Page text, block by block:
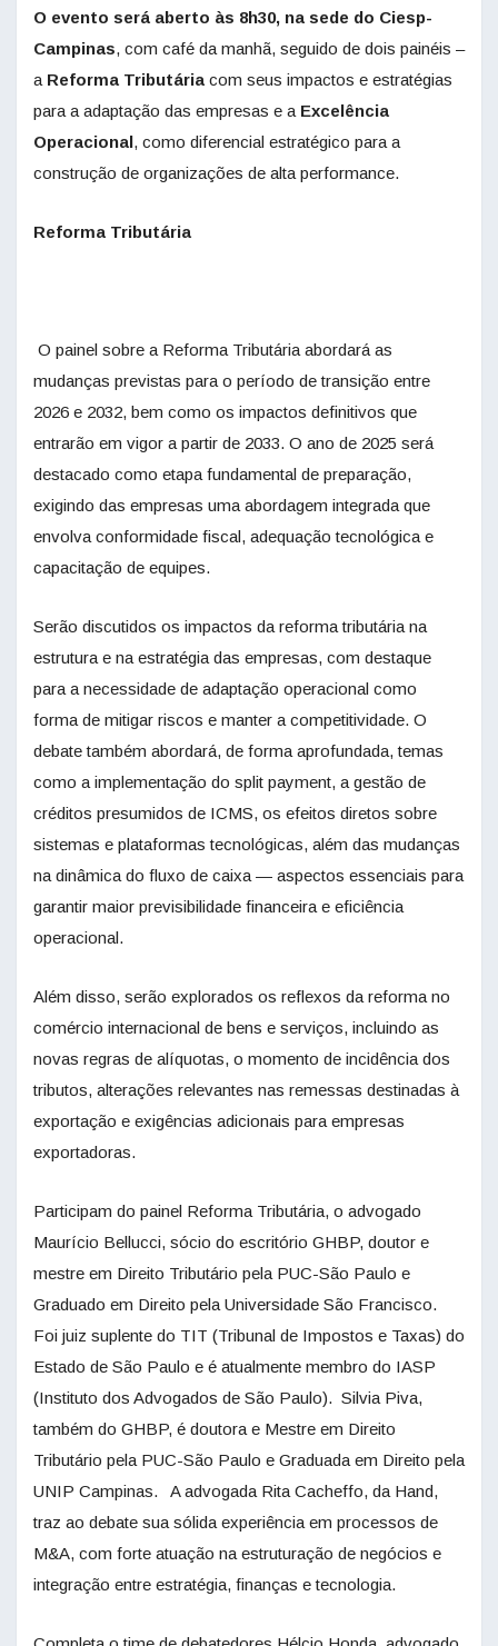
O evento será aberto às 8h30, na sede do Ciesp-
Campinas, com café da manhã, seguido de dois painéis –
a Reforma Tributária com seus impactos e estratégias
para a adaptação das empresas e a Excelência
Operacional, como diferencial estratégico para a
construção de organizações de alta performance.
Reforma Tributária
O painel sobre a Reforma Tributária abordará as
mudanças previstas para o período de transição entre
2026 e 2032, bem como os impactos definitivos que
entrarão em vigor a partir de 2033. O ano de 2025 será
destacado como etapa fundamental de preparação,
exigindo das empresas uma abordagem integrada que
envolva conformidade fiscal, adequação tecnológica e
capacitação de equipes.
Serão discutidos os impactos da reforma tributária na
estrutura e na estratégia das empresas, com destaque
para a necessidade de adaptação operacional como
forma de mitigar riscos e manter a competitividade. O
debate também abordará, de forma aprofundada, temas
como a implementação do split payment, a gestão de
créditos presumidos de ICMS, os efeitos diretos sobre
sistemas e plataformas tecnológicas, além das mudanças
na dinâmica do fluxo de caixa — aspectos essenciais para
garantir maior previsibilidade financeira e eficiência
operacional.
Além disso, serão explorados os reflexos da reforma no
comércio internacional de bens e serviços, incluindo as
novas regras de alíquotas, o momento de incidência dos
tributos, alterações relevantes nas remessas destinadas à
exportação e exigências adicionais para empresas
exportadoras.
Participam do painel Reforma Tributária, o advogado
Maurício Bellucci, sócio do escritório GHBP, doutor e
mestre em Direito Tributário pela PUC-São Paulo e
Graduado em Direito pela Universidade São Francisco.
Foi juiz suplente do TIT (Tribunal de Impostos e Taxas) do
Estado de São Paulo e é atualmente membro do IASP
(Instituto dos Advogados de São Paulo). Silvia Piva,
também do GHBP, é doutora e Mestre em Direito
Tributário pela PUC-São Paulo e Graduada em Direito pela
UNIP Campinas. A advogada Rita Cacheffo, da Hand,
traz ao debate sua sólida experiência em processos de
M&A, com forte atuação na estruturação de negócios e
integração entre estratégia, finanças e tecnologia.